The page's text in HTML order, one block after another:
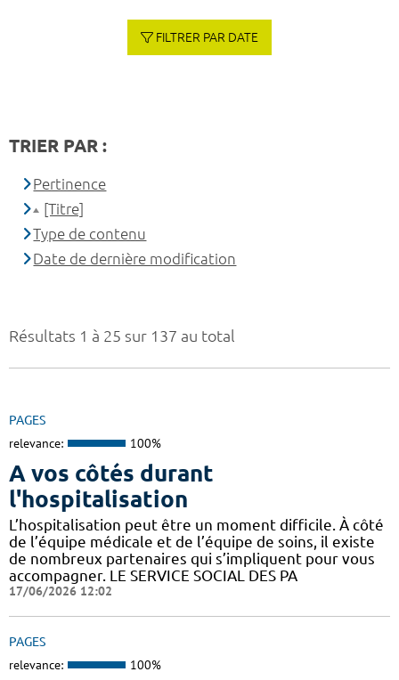
Résultats 1 à 25 sur 137 au total
PAGES
relevance: 100%
A vos côtés durant
l'hospitalisation
L’hospitalisation peut être un moment difficile. À côté
de l’équipe médicale et de l’équipe de soins, il existe
de nombreux partenaires qui s’impliquent pour vous
accompagner. LE SERVICE SOCIAL DES PA
17/06/2026 12:02
PAGES
relevance: 100%
FILTRER PAR DATE
TRIER PAR :
Pertinence
[Titre]
Type de contenu
Date de dernière modification